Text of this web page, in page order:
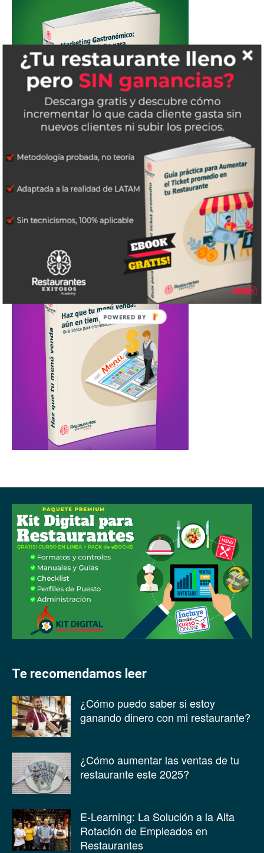
Te recomendamos leer
¿Cómo puedo saber si estoy
ganando dinero con mi restaurante?
¿Cómo aumentar las ventas de tu
restaurante este 2025?
E-Learning: La Solución a la Alta
Rotación de Empleados en
Restaurantes
POWERED
BY